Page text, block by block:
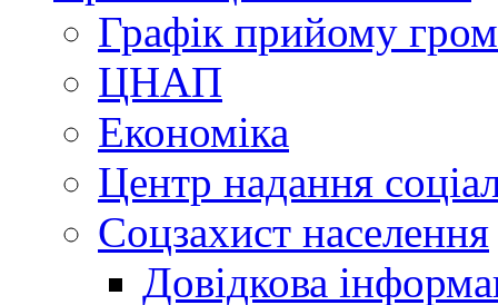
Графік прийому
ЦНАП
Економіка
Центр надання
Соцзахист населення
Довідкова